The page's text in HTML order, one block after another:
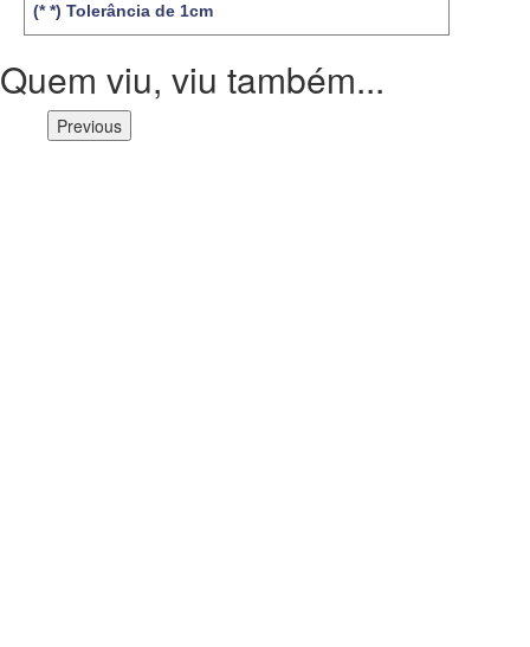
(* *) Tolerância de 1cm
Quem viu, viu também...
Previous